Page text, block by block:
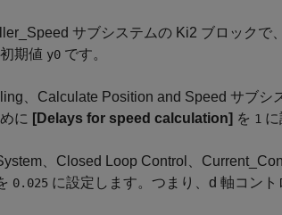
サブシステムの Ki2 ブロックで、
期値 y0 です。
、Calculate Position and Speed サブシ
に [Delays for speed calculation] を 1 に
、Closed Loop Control、
0.025 に設定します。つまり、d 軸コン